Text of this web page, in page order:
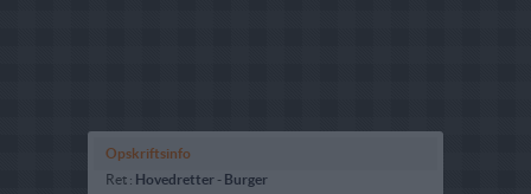
Opskriftsinfo
Ret : Hovedretter - Burger